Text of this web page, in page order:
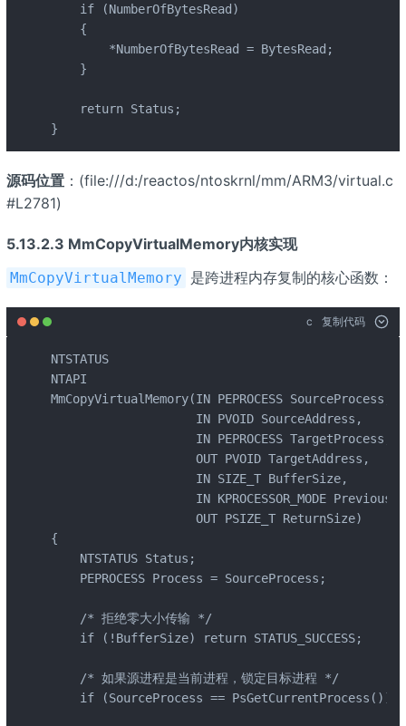
    if (NumberOfBytesRead)
    {
        *NumberOfBytesRead = BytesRead;
    }
    return Status;
}
源码位置： (file:///d:/reactos/ntoskrnl/mm/ARM3/virtual.c
#L2781)
5.13.2.3 MmCopyVirtualMemory内核实现
MmCopyVirtualMemory 是跨进程内存复制的核心函数：
c 复制代码
NTSTATUS
NTAPI
MmCopyVirtualMemory(IN PEPROCESS SourceProcess,
                    IN PVOID SourceAddress,
                    IN PEPROCESS TargetProcess,
                    OUT PVOID TargetAddress,
                    IN SIZE_T BufferSize,
IN KPROCESSOR_MODE
                    OUT PSIZE_T ReturnSize)
{
    NTSTATUS Status;
    PEPROCESS Process = SourceProcess;
    /* 拒绝零大小传输 */
    if (!BufferSize) return STATUS_SUCCESS;
    /* 如果源进程是当前进程，锁定目标进程 */
if (SourceProcess == PsGetCurrentProcess())